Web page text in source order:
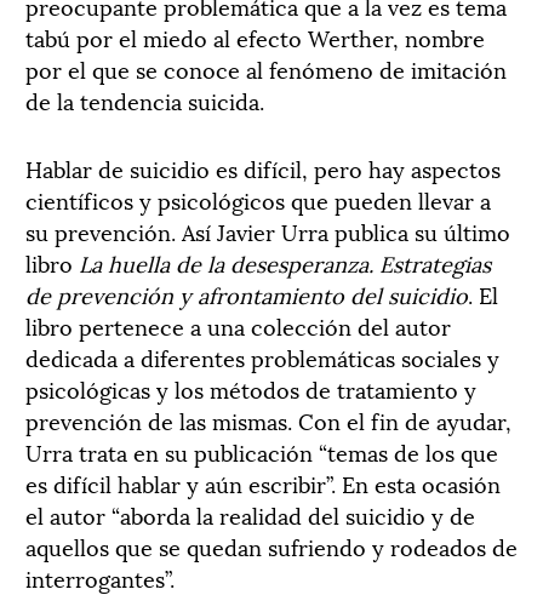
tabú por el miedo al efecto Werther, nombre
por el que se conoce al fenómeno de imitación
de la tendencia suicida.
Hablar de suicidio es difícil, pero hay aspectos
científicos y psicológicos que pueden llevar a
su prevención. Así Javier Urra publica su último
libro La huella de la desesperanza. Estrategias
de prevención y afrontamiento del suicidio. El
libro pertenece a una colección del autor
dedicada a diferentes problemáticas sociales y
psicológicas y los métodos de tratamiento y
prevención de las mismas. Con el fin de ayudar,
Urra trata en su publicación “temas de los que
es difícil hablar y aún escribir”. En esta ocasión
el autor “aborda la realidad del suicidio y de
aquellos que se quedan sufriendo y rodeados de
interrogantes”.